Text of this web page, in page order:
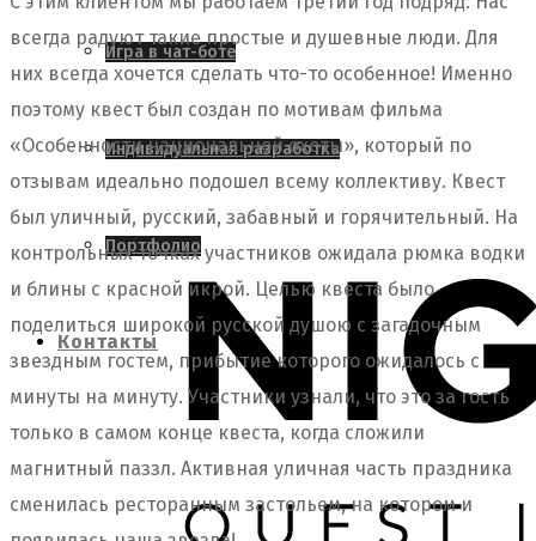
Игра в чат-боте
Индивидуальная разработка
Портфолио
Контакты
всегда радуют такие простые и душевные люди. Для
них всегда хочется сделать что-то особенное! Именно
поэтому квест был создан по мотивам фильма
«Особенности национальной охоты», который по
отзывам идеально подошел всему коллективу. Квест
был уличный, русский, забавный и горячительный. На
контрольных точках участников ожидала рюмка водки
и блины с красной икрой. Целью квеста было
поделиться широкой русской душою с загадочным
звездным гостем, прибытие которого ожидалось с
минуты на минуту. Участники узнали, что это за гость
только в самом конце квеста, когда сложили
магнитный паззл. Активная уличная часть праздника
сменилась ресторанным застольем, на котором и